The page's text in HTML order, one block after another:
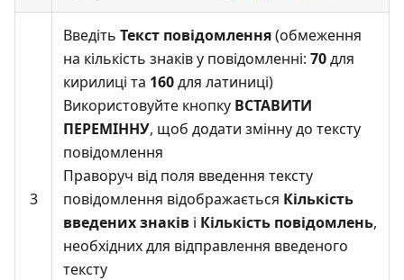
3
Введіть Текст повідомлення(обмеження
на кількість знаків у повідомленні: 70для
кирилиці та 160для латиниці)
Використовуйте кнопку ВСТАВИТИ
ПЕРЕМІННУ, щоб додати змінну до тексту
повідомлення
Праворуч від поля введення тексту
повідомлення відображається Кількість
введених знаків і Кількість повідомлень,
необхідних для відправлення введеного
тексту